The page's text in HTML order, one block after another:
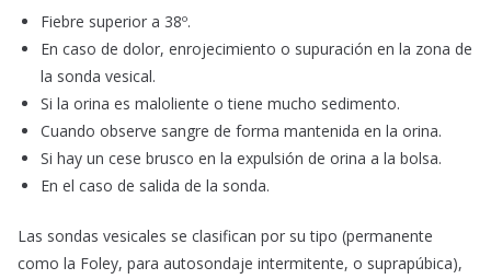
Fiebre superior a 38º.
En caso de dolor, enrojecimiento o supuración en la zona de
la sonda vesical.
Si la orina es maloliente o tiene mucho sedimento.
Cuando observe sangre de forma mantenida en la orina.
Si hay un cese brusco en la expulsión de orina a la bolsa.
En el caso de salida de la sonda.
Las sondas vesicales se clasifican por su tipo (permanente
como la Foley, para autosondaje intermitente, o suprapúbica),